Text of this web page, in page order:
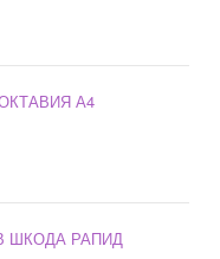
А4
ШКОДА РАПИД